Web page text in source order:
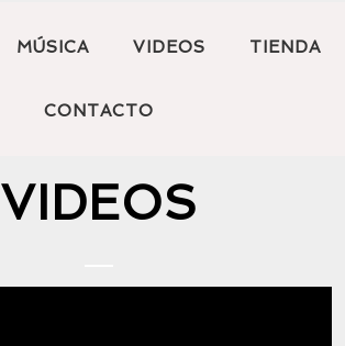
MÚSICA VIDEOS TIENDA
CONTACTO
VIDEOS